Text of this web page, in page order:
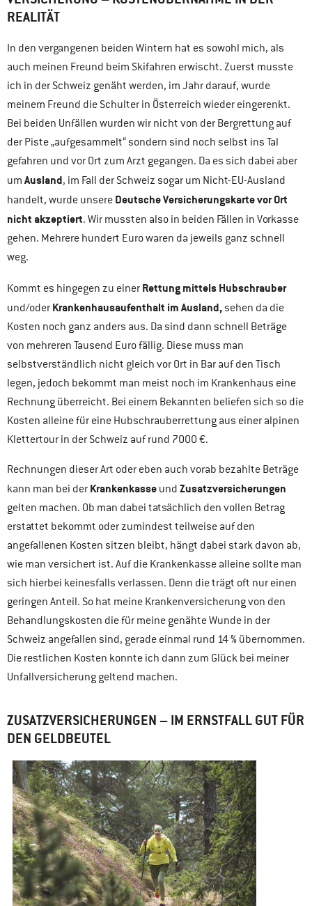
REALITÄT
In den vergangenen beiden Wintern hat es sowohl mich, als
auch meinen Freund beim Skifahren erwischt. Zuerst musste
ich in der Schweiz genäht werden, im Jahr darauf, wurde
meinem Freund die Schulter in Österreich wieder eingerenkt.
Bei beiden Unfällen wurden wir nicht von der Bergrettung auf
der Piste „aufgesammelt“ sondern sind noch selbst ins Tal
gefahren und vor Ort zum Arzt gegangen. Da es sich dabei aber
um Ausland, im Fall der Schweiz sogar um Nicht-EU-Ausland
handelt, wurde unsere Deutsche Versicherungskarte vor Ort
nicht akzeptiert. Wir mussten also in beiden Fällen in Vorkasse
gehen. Mehrere hundert Euro waren da jeweils ganz schnell
weg.
Kommt es hingegen zu einer Rettung mittels Hubschrauber
und/oder Krankenhausaufenthalt im Ausland,sehen da die
Kosten noch ganz anders aus. Da sind dann schnell Beträge
von mehreren Tausend Euro fällig. Diese muss man
selbstverständlich nicht gleich vor Ort in Bar auf den Tisch
legen, jedoch bekommt man meist noch im Krankenhaus eine
Rechnung überreicht. Bei einem Bekannten beliefen sich so die
Kosten alleine für eine Hubschrauberrettung aus einer alpinen
Klettertour in der Schweiz auf rund 7000 €.
Rechnungen dieser Art oder eben auch vorab bezahlte Beträge
kann man bei der Krankenkasse und Zusatzversicherungen
gelten machen. Ob man dabei tatsächlich den vollen Betrag
erstattet bekommt oder zumindest teilweise auf den
angefallenen Kosten sitzen bleibt, hängt dabei stark davon ab,
wie man versichert ist. Auf die Krankenkasse alleine sollte man
sich hierbei keinesfalls verlassen. Denn die trägt oft nur einen
geringen Anteil. So hat meine Krankenversicherung von den
Behandlungskosten die für meine genähte Wunde in der
Schweiz angefallen sind, gerade einmal rund 14 % übernommen.
Die restlichen Kosten konnte ich dann zum Glück bei meiner
Unfallversicherung geltend machen.
ZUSATZVERSICHERUNGEN – IM ERNSTFALL GUT FÜR
DEN GELDBEUTEL